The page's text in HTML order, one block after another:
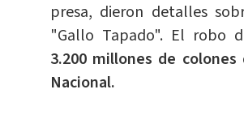
presa, dieron detalles
"Gallo Tapado". El robo
3.200 millones de colones
Nacional.